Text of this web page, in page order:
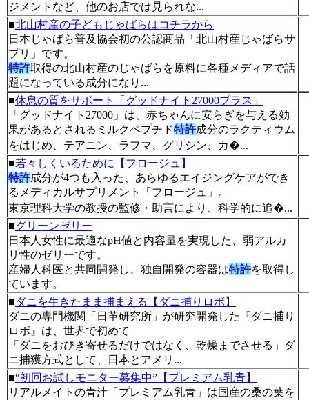
ジメントなど、他のお店では見られな...
■北山村産の子どもじゃばらはコチラから
日本じゃばら普及協会初の公認商品「北山村産じゃばらサ
プリ」です。
特許取得の北山村産のじゃばらを原料に各種メディアで話
題になっている成分になり...
■休息の質をサポート「グッドナイト27000プラス」
「グッドナイト27000」は、赤ちゃんに安らぎを与える効
果があるとされるミルクペプチド特許成分のラクティウム
をはじめ、テアニン、ラフマ、グリシン、カ�...
■若々しくいるために【フロージュ】
特許成分が4つも入った、あらゆるエイジングケアができ
るメディカルサプリメント「フロージュ」。
東京理科大学の教授の監修・助言により、科学的に追�...
■グリーンゼリー
日本人女性に最適なpH値と内容量を実現した、弱アルカ
リ性のゼリーです。
産婦人科医と共同開発し、独自開発の容器は特許を取得し
ています。
■ダニを生きたまま捕まえる【ダニ捕りロボ】
ダニの専門機関「日革研究所」が研究開発した『ダニ捕り
ロボ』は、世界で初めて
「ダニをおびき寄せるだけではなく、乾燥までさせる」ダ
ニ捕獲方式として、日本とアメリ...
■“初回お試しモニター募集中”【プレミアム乳青】
リアルメイトの青汁「プレミアム乳青」は国産の桑の葉を